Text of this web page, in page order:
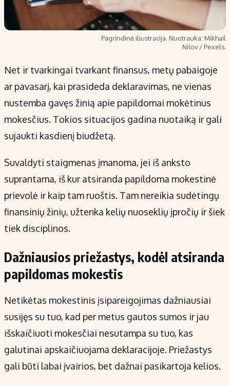
Pagrindinė iliustracija. Nuotrauka: Mikhail
Nilov / Pexels.
Net ir tvarkingai tvarkant finansus, metų pabaigoje
ar pavasarį, kai prasideda deklaravimas, ne vienas
nustemba gavęs žinią apie papildomai mokėtinus
mokesčius. Tokios situacijos gadina nuotaiką ir gali
sujaukti kasdienį biudžetą.
Suvaldyti staigmenas įmanoma, jei iš anksto
suprantama, iš kur atsiranda papildoma mokestinė
prievolė ir kaip tam ruoštis. Tam nereikia sudėtingų
finansinių žinių, užtenka kelių nuoseklių įpročių ir šiek
tiek disciplinos.
Dažniausios priežastys, kodėl atsiranda
papildomas mokestis
Netikėtas mokestinis įsipareigojimas dažniausiai
susijęs su tuo, kad per metus gautos sumos ir jau
išskaičiuoti mokesčiai nesutampa su tuo, kas
galutinai apskaičiuojama deklaracijoje. Priežastys
gali būti labai įvairios, bet dažnai pasikartoja kelios.